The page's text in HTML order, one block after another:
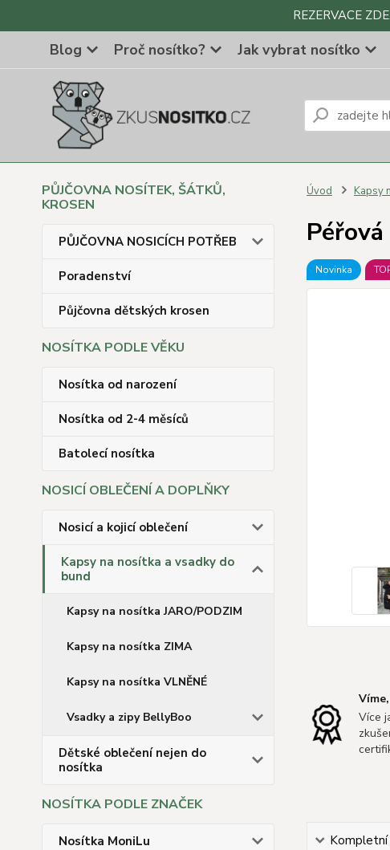
REZERVACE
Blog Proč nosítko? Jak vybrat nosítko
PŮJČOVNA NOSÍTEK, ŠÁTKŮ,
KROSEN
PŮJČOVNA NOSICÍCH POTŘEB
Poradenství
Půjčovna dětských krosen
NOSÍTKA PODLE VĚKU
Nosítka od narození
Nosítka od 2-4 měsíců
Batolecí nosítka
NOSICÍ OBLEČENÍ A DOPLŇKY
Nosicí a kojicí oblečení
Kapsy na nosítka a vsadky do
bund
Kapsy na nosítka JARO/PODZIM
Kapsy na nosítka ZIMA
Kapsy na nosítka VLNĚNÉ
Vsadky a zipy BellyBoo
Dětské oblečení nejen do
nosítka
NOSÍTKA PODLE ZNAČEK
Nosítka MoniLu
Úvod Kapsy
Novinka
Více
Kompletní